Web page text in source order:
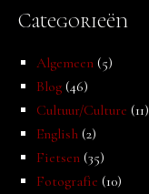
Categorieën
Algemeen (5)
Blog (46)
Cultuur/Culture (11)
English (2)
Fietsen (35)
Fotografie (10)